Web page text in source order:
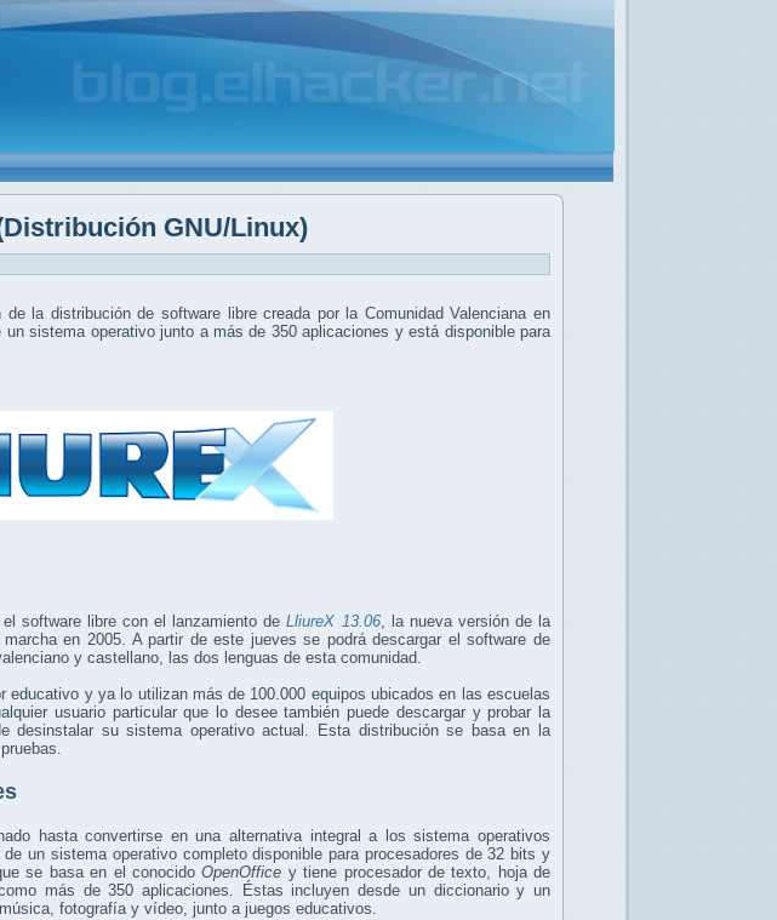
GNU/Linux)
de la distribución de software libre creada por la Comunidad Valenciana en
sistema operativo junto a más de 350 aplicaciones y está disponible para
el software libre con el lanzamiento deLliureX 13.06, la nueva versión de la
en 2005. A partir de este jueves se podrá descargar el software de
y castellano, las dos lenguas de esta comunidad.
educativo y ya lo utilizan más de 100.000 equipos ubicados en las escuelas
usuario particular que lo desee también puede descargar y probar la
desinstalar su sistema operativo actual. Esta distribución se basa en la
hasta convertirse en una alternativa integral a los sistema operativos
un sistema operativo completo disponible para procesadores de 32 bits y
se basa en el conocidoOpenOffice y tiene procesador de texto, hoja de
más de 350 aplicaciones. Éstas incluyen desde un diccionario y un
fotografía y vídeo, junto a juegos educativos.